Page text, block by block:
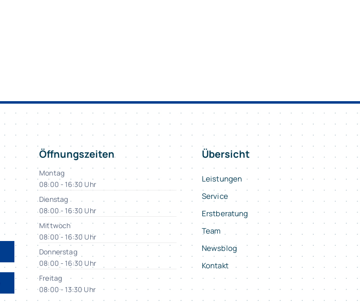
Öffnungszeiten
Montag
08:00 - 16:30 Uhr
Dienstag
08:00 - 16:30 Uhr
Mittwoch
08:00 - 16:30 Uhr
Donnerstag
08:00 - 16:30 Uhr
Freitag
08:00 - 13:30 Uhr
Übersicht
Leistungen
Service
Erstberatung
Team
Newsblog
Kontakt